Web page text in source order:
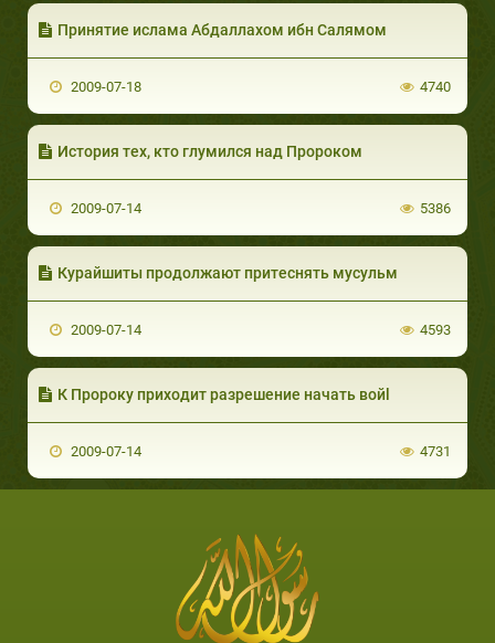
Принятие ислама Абдаллахом ибн Салямом
2009-07-18 4740
История тех, кто глумился над Пророком
2009-07-14 5386
Курайшиты продолжают притеснять мусульм
2009-07-14 4593
К Пророку приходит разрешение начать войl
2009-07-14 4731